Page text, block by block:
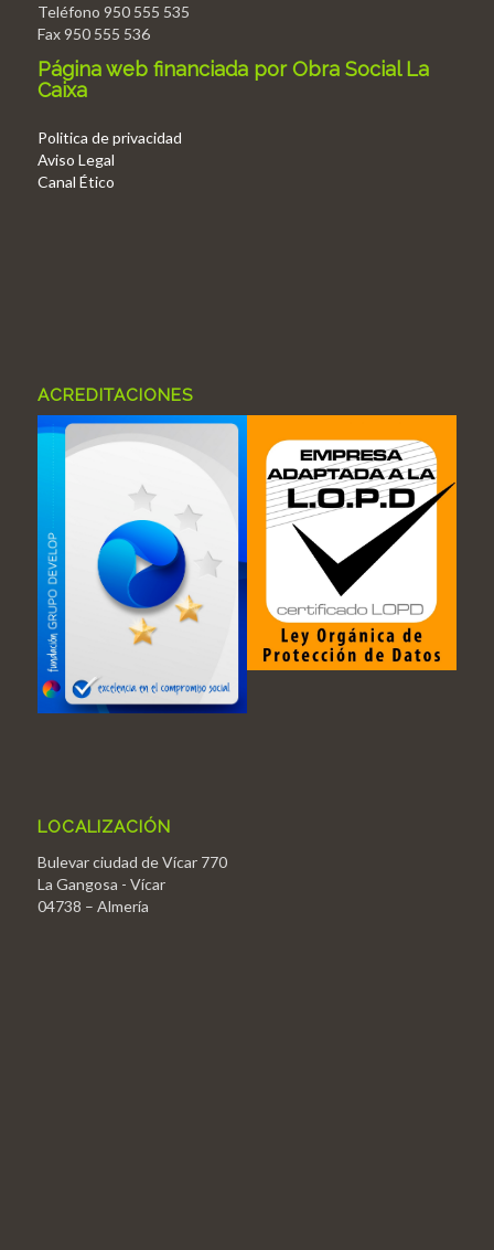
Teléfono 950 555 535
Fax 950 555 536
Página web financiada por Obra Social La
Caixa
Politica de privacidad
Aviso Legal
Canal Ético
ACREDITACIONES
LOCALIZACIÓN
Bulevar ciudad de Vícar 770
La Gangosa - Vícar
04738 – Almería